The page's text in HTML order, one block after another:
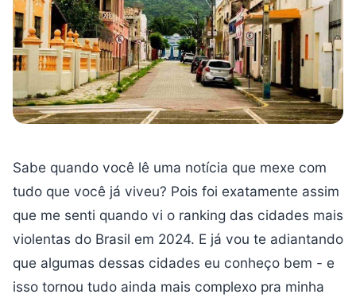
Sabe quando você lê uma notícia que mexe com
tudo que você já viveu? Pois foi exatamente assim
que me senti quando vi o ranking das cidades mais
violentas do Brasil em 2024. E já vou te adiantando
que algumas dessas cidades eu conheço bem - e
isso tornou tudo ainda mais complexo pra minha